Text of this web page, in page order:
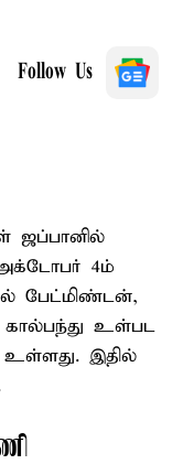
Follow Us
ஜப்பானில்
4ம்
பேட்மிண்டன்,
உள்பட
உள்ளது. இதில்